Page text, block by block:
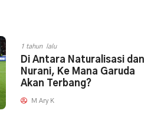
1 tahun lalu
Di Antara Naturalisasi dan
Nurani, Ke Mana Garuda
Akan Terbang?
M Ary K